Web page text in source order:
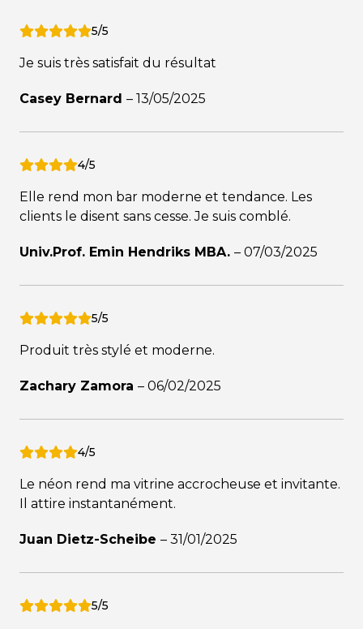
5/5
Je suis très satisfait du résultat
Casey Bernard – 13/05/2025
4/5
Elle rend mon bar moderne et tendance. Les
clients le disent sans cesse. Je suis comblé.
Univ.Prof. Emin Hendriks MBA. – 07/03/2025
5/5
Produit très stylé et moderne.
Zachary Zamora – 06/02/2025
4/5
Le néon rend ma vitrine accrocheuse et invitante.
Il attire instantanément.
Juan Dietz-Scheibe – 31/01/2025
5/5